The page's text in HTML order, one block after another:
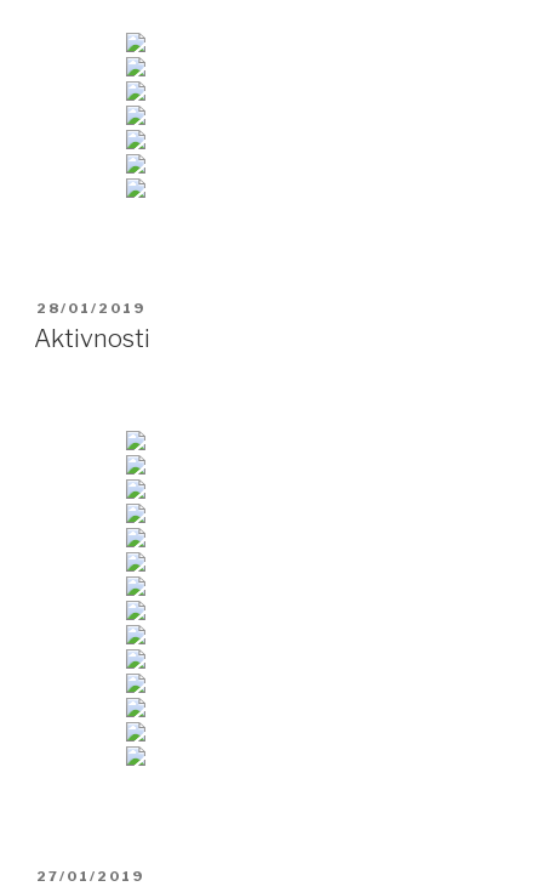
OBJAVLJENO
DNE
28/01/2019
Aktivnosti
OBJAVLJENO
27/01/2019